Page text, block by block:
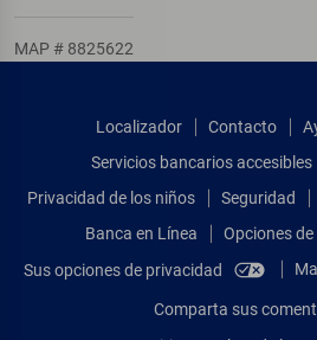
MAP # 8825622
Localizador Contacto
Servicios bancarios accesibles
Privacidad de los niños
Seguridad
Banca en Línea
Opciones
Sus opciones de privacidad
Comparta sus